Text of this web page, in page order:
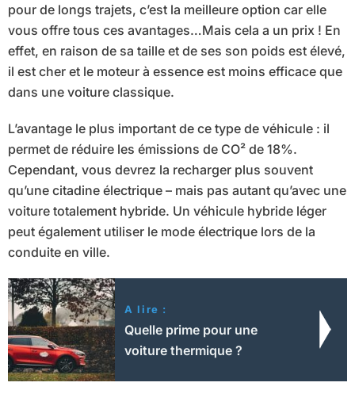
pour de longs trajets, c’est la meilleure option car elle
vous offre tous ces avantages…Mais cela a un prix ! En
effet, en raison de sa taille et de ses son poids est élevé,
il est cher et le moteur à essence est moins efficace que
dans une voiture classique.
L’avantage le plus important de ce type de véhicule : il
permet de réduire les émissions de CO² de 18%.
Cependant, vous devrez la recharger plus souvent
qu’une citadine électrique – mais pas autant qu’avec une
voiture totalement hybride. Un véhicule hybride léger
peut également utiliser le mode électrique lors de la
conduite en ville.
A lire :
Quelle prime pour une
voiture thermique ?